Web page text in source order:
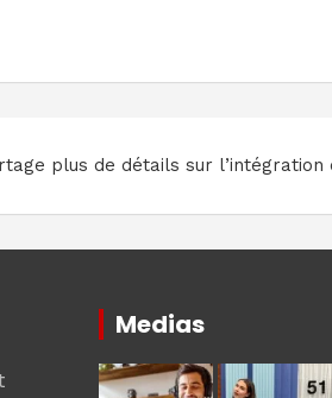
plus de détails sur l’intégration
Medias